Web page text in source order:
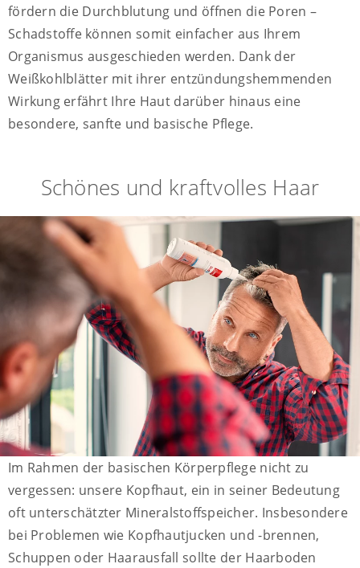
fördern die Durchblutung und öffnen die Poren –
Schadstoffe können somit einfacher aus Ihrem
Organismus ausgeschieden werden. Dank der
Weißkohlblätter mit ihrer entzündungshemmenden
Wirkung erfährt Ihre Haut darüber hinaus eine
besondere, sanfte und basische Pflege.
Schönes und kraftvolles Haar
Im Rahmen der basischen Körperpflege nicht zu
vergessen: unsere Kopfhaut, ein in seiner Bedeutung
oft unterschätzter Mineralstoffspeicher. Insbesondere
bei Problemen wie Kopfhautjucken und -brennen,
Schuppen oder Haarausfall sollte der Haarboden